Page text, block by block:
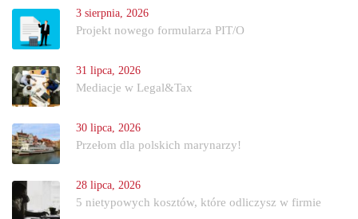
3 sierpnia, 2026
Projekt nowego formularza PIT/O
31 lipca, 2026
Mediacje w Legal&Tax
30 lipca, 2026
Przełom dla polskich marynarzy!
28 lipca, 2026
5 nietypowych kosztów, które odliczysz w firmie